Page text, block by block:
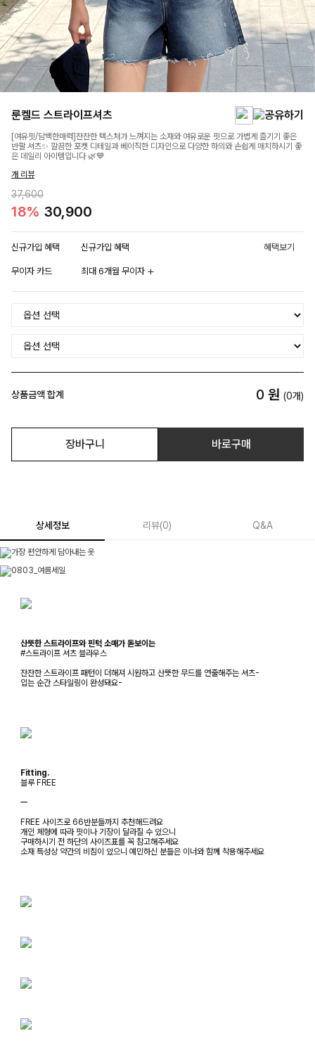
룬켈드 스트라이프셔츠
[여유핏/담백한매력]잔잔한 텍스처가 느껴지는 소재와 여유로운 핏으로 가볍게 즐기기 좋은
반팔 셔츠✨ 깔끔한 포켓 디테일과 베이직한 디자인으로 다양한 하의와 손쉽게 매치하시기 좋
은 데일리 아이템입니다 🌿💙
개 리뷰
37,600
18% 30,900
신규가입 혜택 신규가입 혜택 혜택보기
무이자 카드 최대 6개월 무이자
상품금액 합계 0 원 (0개)
장바구니 바로구매
상세정보 리뷰(0) Q&A
산뜻한 스트라이프와 핀턱 소매가 돋보이는
#스트라이프 셔츠 블라우스
잔잔한 스트라이프 패턴이 더해져 시원하고 산뜻한 무드를 연출해주는 셔츠-
입는 순간 스타일링이 완성돼요-
Fitting.
블루 FREE
ㅡ
FREE 사이즈로 66반분들까지 추천해드려요
개인 체형에 따라 핏이나 기장이 달라질 수 있으니
구매하시기 전 하단의 사이즈표를 꼭 참고해주세요
소재 특성상 약간의 비침이 있으니 예민하신 분들은 이너와 함께 착용해주세요